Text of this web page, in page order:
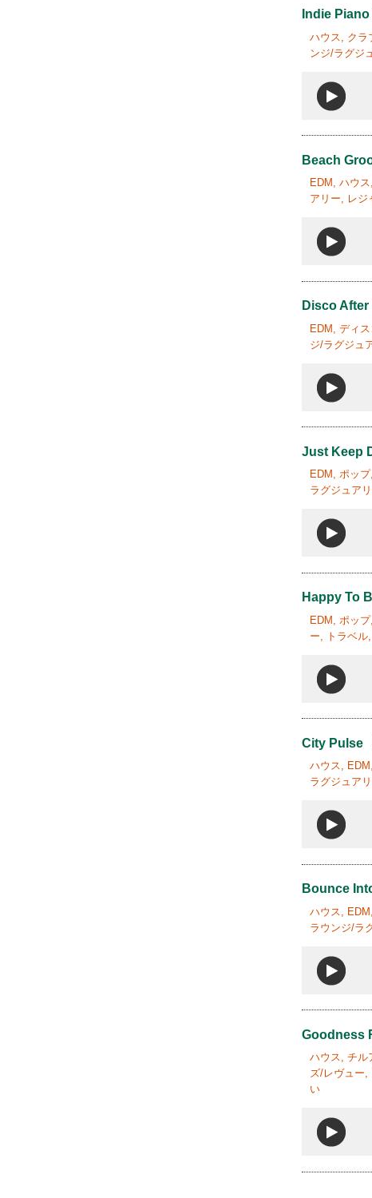
Indie
ハウス, クラ
ンジ/ラグジ
Beach
EDM, ハウ
アリー, レジ
Disco
EDM, ディ
ジ/ラグジュ
Just Keep
EDM, ポッ
ラグジュア
Happy To
EDM, ポッ
ー, トラベル
City Pulse
ハウス,
ラグジュア
Bounce
ハウス,
ラウンジ/ラ
Goodness
ハウス, チル
ズ/レヴュー,
い